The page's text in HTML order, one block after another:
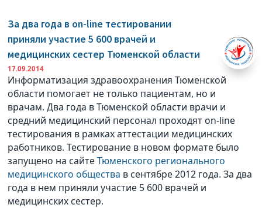
За два года в on-line тестировании
приняли участие 5 600 врачей и
медицинских сестер Тюменской области
17.09.2014
Информатизация здравоохранения Тюменской
области помогает не только пациентам, но и
врачам. Два года в Тюменской области врачи и
средний медицинский персонал проходят on-line
тестирования в рамках аттестации медицинских
работников. Тестирование в новом формате было
запущено на сайтеТюменского регионального
медицинского общества в сентябре 2012 года. За два
года в нем приняли участие 5 600 врачей и
медицинских сестер.